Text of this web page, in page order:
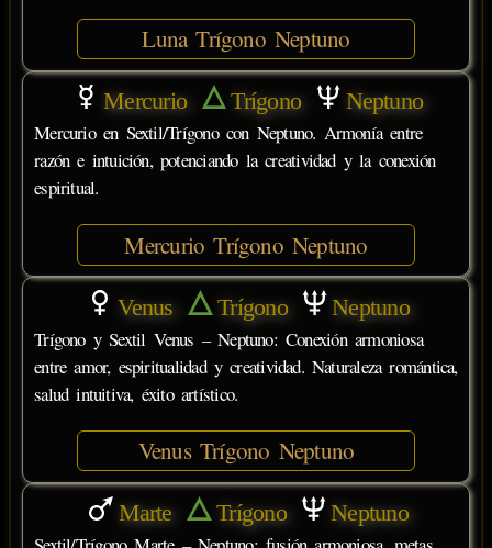
Luna Trígono Neptuno
Mercurio Trígono Neptuno
Mercurio en Sextil/Trígono con Neptuno. Armonía entre
razón e intuición, potenciando la creatividad y la conexión
espiritual.
Mercurio Trígono Neptuno
Venus Trígono Neptuno
Trígono y Sextil Venus – Neptuno: Conexión armoniosa
entre amor, espiritualidad y creatividad. Naturaleza romántica,
salud intuitiva, éxito artístico.
Venus Trígono Neptuno
Marte Trígono Neptuno